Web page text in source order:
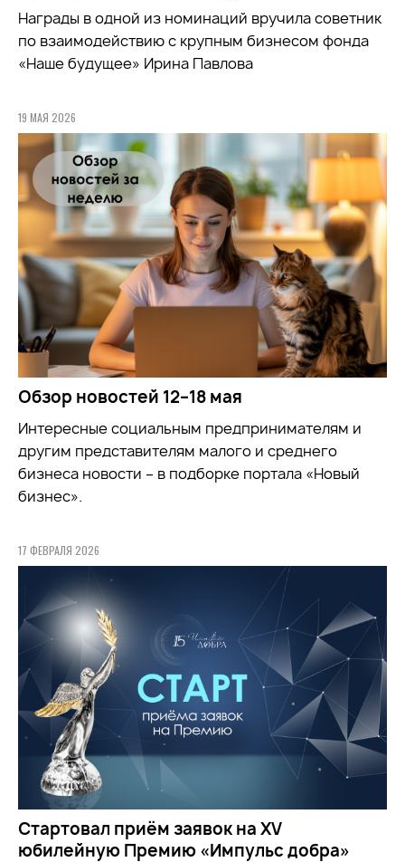
Награды в одной из номинаций вручила советник
по взаимодействию с крупным бизнесом фонда
«Наше будущее» Ирина Павлова
19 МАЯ 2026
Обзор новостей 12–18 мая
Интересные социальным предпринимателям и
другим представителям малого и среднего
бизнеса новости – в подборке портала «Новый
бизнес».
17 ФЕВРАЛЯ 2026
Стартовал приём заявок на XV
юбилейную Премию «Импульс добра»